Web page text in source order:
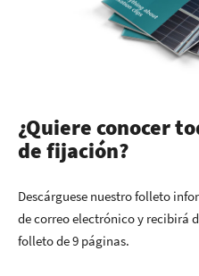
¿Quiere conocer
de fijación?
Descárguese nuestro folleto
de correo electrónico y recibirá
folleto de 9 páginas.